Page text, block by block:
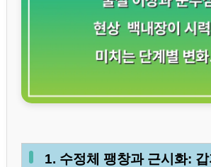
1. 수정체 팽창과 근시화: